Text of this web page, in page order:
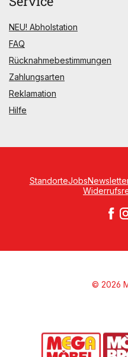
NEU! Abholstation
FAQ
Rücknahmebestimmungen
Zahlungsarten
Reklamation
Hilfe
StandorteJobs
© 2026